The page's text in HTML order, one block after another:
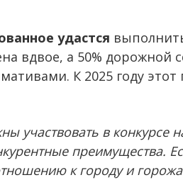
удастся
вдвое, а 50% дорожной
К 2025 году
участвовать в конкурсе
преимущества.
к городу и